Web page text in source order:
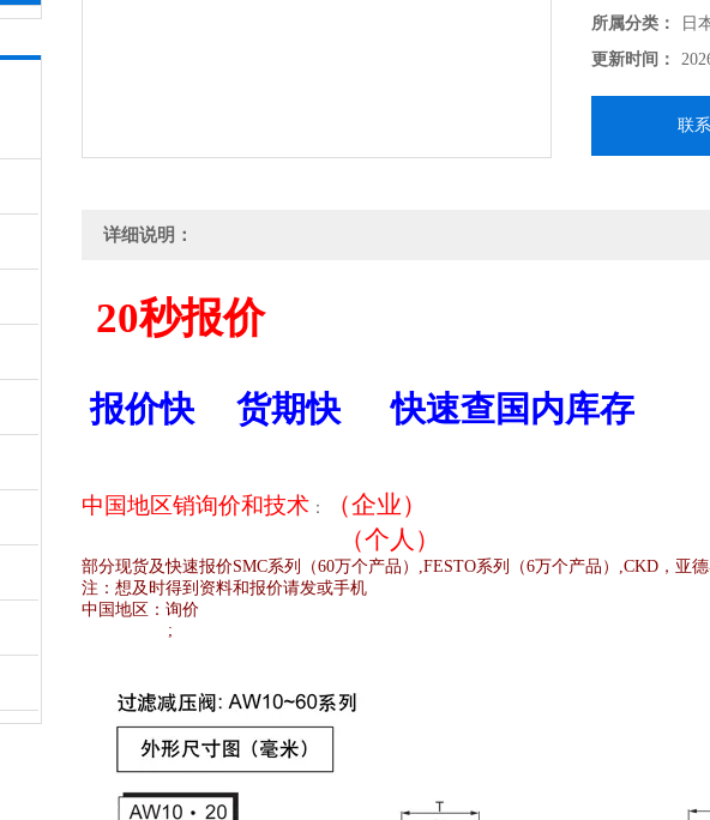
所属分类：
日
更新时间：
联
详细说明：
20秒报价
报价快 货期快 快速查国内库存
中国地区销询价和技术 ：
（企业）
（个人）
部分现货及快速报价SMC系列（60万个产品） ,FESTO系列（6万个产品） ,CKD ，亚
注：想及时得到资料和报价请发或手机
中国地区： 询价
;